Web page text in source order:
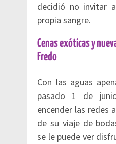
decidió no invitar
propia sangre.
Cenas exóticas y
Fredo
Con las aguas
pasado 1 de
encender las redes
de su viaje de
se le puede ver